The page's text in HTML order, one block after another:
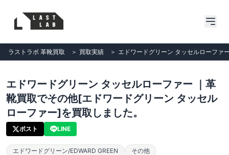
ラストラボ 革靴買取 ＞ 買取実績 ＞ エドワードグリーン タッセルローファ
エドワードグリーン タッセルローファー ｜革
靴買取でその他[エドワードグリーン タッセル
ローファー]を買取しました。
ポスト LINE
エドワードグリーン/EDWARD GREEN その他